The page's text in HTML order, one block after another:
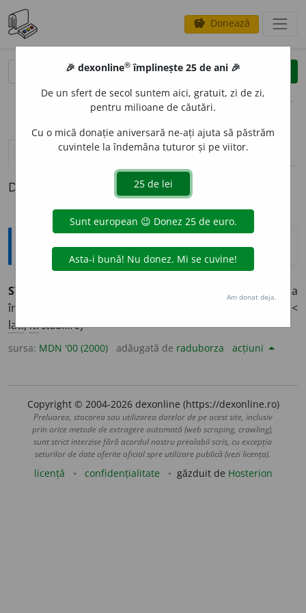
savings Donează
clear
opțiuni
definiții (1) pronunțievolume_up (50)
Definiția cu ID-ul 491223:
Explicative DEX
STABIL
1. a hotărî, a decide, a preciza. 2. a
înfăptui, a realiza. II.
a (se) așeza într-un loc. (<
lat.,it.stabilire)
sursa: MDN '00 (2000) adăugată de raduborza acțiuni
Copyright © 2004-2026 dexonline (https://dexonline.ro)
Preluarea, stocarea sau utilizarea datelor de pe acest site, inclusiv
prin orice metode de extragere automată (web scraping, crawling),
sunt strict interzise fără acordul nostru prealabil scris, cu excepția
seturilor de date oferite oficial spre utilizare publică (vezi licența).
licență confidențialitate găzduit de Hosterion
🎉 dexonline® împlinește 25 de ani 🎉
De un sfert de secol suntem aici, gratuit, zi de zi,
pentru milioane de căutări.
Cu o mică donație aniversară ne-ați ajuta să păstrăm
cuvintele la îndemâna tuturor și pe viitor.
Am donat deja.